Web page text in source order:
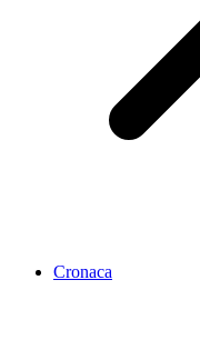
Cronaca